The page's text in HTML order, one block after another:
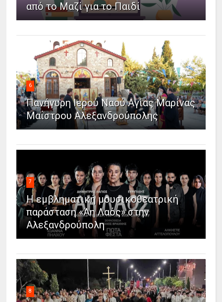
από το Μαζί για το Παιδί
6
Πανήγυρη Ιερού Ναού Αγίας Μαρίνας
Μαΐστρου Αλεξανδρούπολης
7
Η εμβληματική μουσικοθεατρική
παράσταση «Άη Λαός» στην
Αλεξανδρούπολη
8